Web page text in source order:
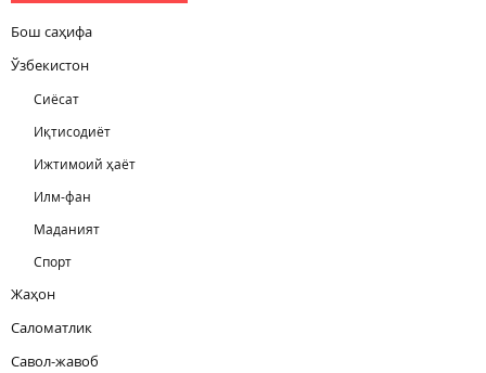
Бош саҳифа
Ўзбекистон
Сиёсат
Иқтисодиёт
Ижтимоий ҳаёт
Илм-фан
Маданият
Спорт
Жаҳон
Саломатлик
Савол-жавоб